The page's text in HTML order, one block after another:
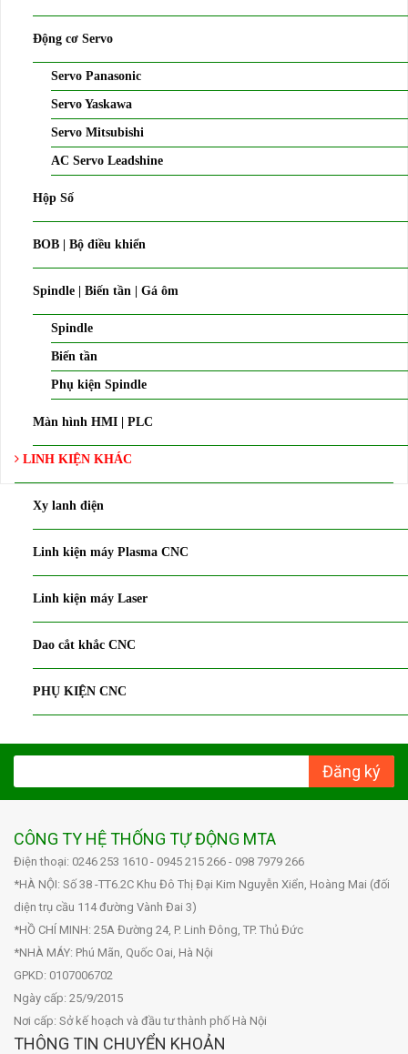
Động cơ Servo
Servo Panasonic
Servo Yaskawa
Servo Mitsubishi
AC Servo Leadshine
Hộp Số
BOB | Bộ điều khiển
Spindle | Biến tần | Gá ôm
Spindle
Biến tần
Phụ kiện Spindle
Màn hình HMI | PLC
LINH KIỆN KHÁC
Xy lanh điện
Linh kiện máy Plasma CNC
Linh kiện máy Laser
Dao cắt khắc CNC
PHỤ KIỆN CNC
Đăng ký
CÔNG TY HỆ THỐNG TỰ ĐỘNG MTA
Điện thoại: 0246 253 1610 - 0945 215 266 - 098 7979 266
*HÀ NỘI: Số 38 -TT6.2C Khu Đô Thị Đại Kim Nguyễn Xiển, Hoàng Mai (đối
diện trụ cầu 114 đường Vành Đai 3)
*HỒ CHÍ MINH: 25A Đường 24, P. Linh Đông, TP. Thủ Đức
*NHÀ MÁY: Phú Mãn, Quốc Oai, Hà Nội
GPKD: 0107006702
Ngày cấp: 25/9/2015
Nơi cấp: Sở kế hoạch và đầu tư thành phố Hà Nội
THÔNG TIN CHUYỂN KHOẢN